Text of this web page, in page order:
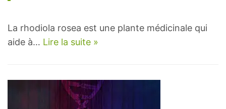
La rhodiola rosea est une plante médicinale qui
aide à… Lire la suite »